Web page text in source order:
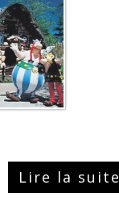
Lire la suite